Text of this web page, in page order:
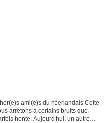
ami(e)s du néerlandais Cette
arrêtons à certains bruits que
honte. Aujourd’hui, un autre